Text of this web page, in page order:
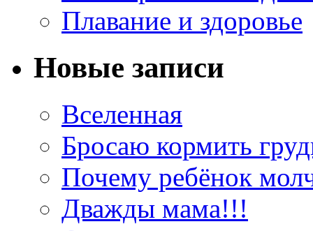
Плавание и здоровье
Новые записи
Вселенная
Бросаю кормить
Почему ребёнок
Дважды мама!!!